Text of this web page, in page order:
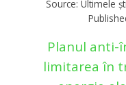
Source: Ultimele
Planul anti-
limitarea în